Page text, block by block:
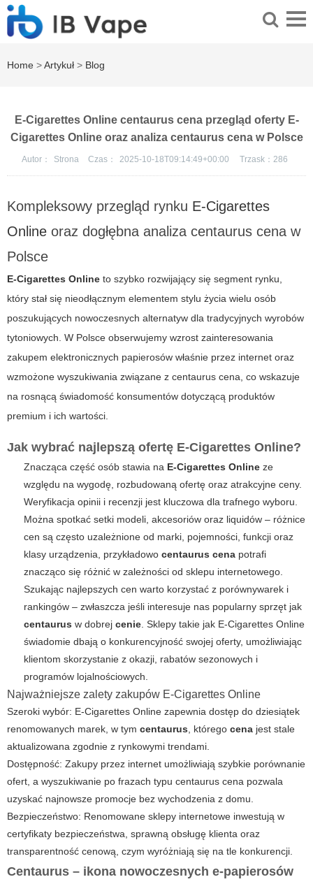
Home >Artykuł > Blog
E-Cigarettes Online centaurus cena przegląd oferty E-
Cigarettes Online oraz analiza centaurus cena w Polsce
Autor： Strona Czas： 2025-10-18T09:14:49+00:00 Trzask： 286
Kompleksowy przegląd rynku E-Cigarettes
Online oraz dogłębna analiza centaurus cena w
Polsce
E-Cigarettes Online to szybko rozwijający się segment rynku,
który stał się nieodłącznym elementem stylu życia wielu osób
poszukujących nowoczesnych alternatyw dla tradycyjnych wyrobów
tytoniowych. W Polsce obserwujemy wzrost zainteresowania
zakupem elektronicznych papierosów właśnie przez internet oraz
wzmożone wyszukiwania związane z centaurus cena, co wskazuje
na rosnącą świadomość konsumentów dotyczącą produktów
premium i ich wartości.
Jak wybrać najlepszą ofertę E-Cigarettes Online?
Znacząca część osób stawia na E-Cigarettes Online ze
względu na wygodę, rozbudowaną ofertę oraz atrakcyjne ceny.
Weryfikacja opinii i recenzji jest kluczowa dla trafnego wyboru.
Można spotkać setki modeli, akcesoriów oraz liquidów – różnice
cen są często uzależnione od marki, pojemności, funkcji oraz
klasy urządzenia, przykładowo centaurus cena potrafi
znacząco się różnić w zależności od sklepu internetowego.
Szukając najlepszych cen warto korzystać z porównywarek i
rankingów – zwłaszcza jeśli interesuje nas popularny sprzęt jak
centaurus w dobrej cenie. Sklepy takie jak E-Cigarettes Online
świadomie dbają o konkurencyjność swojej oferty, umożliwiając
klientom skorzystanie z okazji, rabatów sezonowych i
programów lojalnościowych.
Najważniejsze zalety zakupów E-Cigarettes Online
Szeroki wybór: E-Cigarettes Online zapewnia dostęp do dziesiątek
renomowanych marek, w tym centaurus, którego cena jest stale
aktualizowana zgodnie z rynkowymi trendami.
Dostępność: Zakupy przez internet umożliwiają szybkie porównanie
ofert, a wyszukiwanie po frazach typu centaurus cena pozwala
uzyskać najnowsze promocje bez wychodzenia z domu.
Bezpieczeństwo: Renomowane sklepy internetowe inwestują w
certyfikaty bezpieczeństwa, sprawną obsługę klienta oraz
transparentność cenową, czym wyróżniają się na tle konkurencji.
Centaurus – ikona nowoczesnych e-papierosów